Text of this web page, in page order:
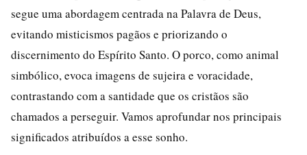
segue uma abordagem centrada na Palavra de Deus,
evitando misticismos pagãos e priorizando o
discernimento do Espírito Santo. O porco, como animal
simbólico, evoca imagens de sujeira e voracidade,
contrastando com a santidade que os cristãos são
chamados a perseguir. Vamos aprofundar nos principais
significados atribuídos a esse sonho.